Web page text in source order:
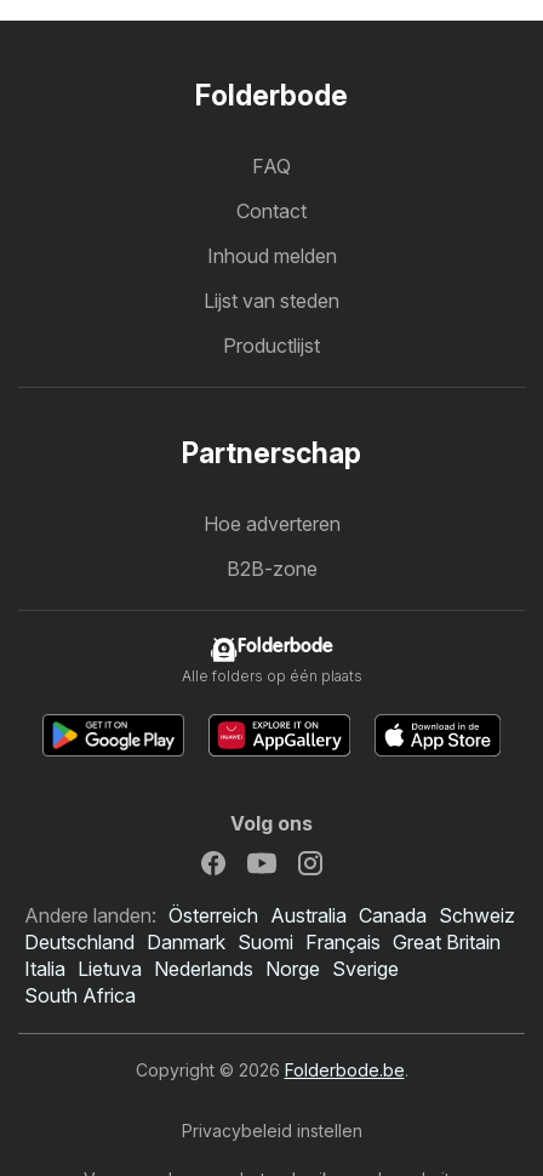
Folderbode
FAQ
Contact
Inhoud melden
Lijst van steden
Productlijst
Partnerschap
Hoe adverteren
B2B-zone
Folderbode
Alle folders op één plaats
Volg ons
Andere landen: Österreich Australia Canada Schweiz
Deutschland Danmark Suomi Français Great Britain
Italia Lietuva Nederlands Norge Sverige
South Africa
Copyright © 2026 Folderbode.be.
Privacybeleid instellen